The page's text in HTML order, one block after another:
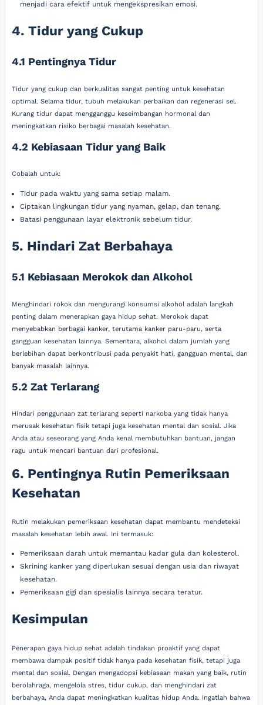
menjadi cara efektif untuk mengekspresikan emosi.
4. Tidur yang Cukup
4.1 Pentingnya Tidur
Tidur yang cukup dan berkualitas sangat penting untuk kesehatan
optimal. Selama tidur, tubuh melakukan perbaikan dan regenerasi sel.
Kurang tidur dapat mengganggu keseimbangan hormonal dan
meningkatkan risiko berbagai masalah kesehatan.
4.2 Kebiasaan Tidur yang Baik
Cobalah untuk:
Tidur pada waktu yang sama setiap malam.
Ciptakan lingkungan tidur yang nyaman, gelap, dan tenang.
Batasi penggunaan layar elektronik sebelum tidur.
5. Hindari Zat Berbahaya
5.1 Kebiasaan Merokok dan Alkohol
Menghindari rokok dan mengurangi konsumsi alkohol adalah langkah
penting dalam menerapkan gaya hidup sehat. Merokok dapat
menyebabkan berbagai kanker, terutama kanker paru-paru, serta
gangguan kesehatan lainnya. Sementara, alkohol dalam jumlah yang
berlebihan dapat berkontribusi pada penyakit hati, gangguan mental, dan
banyak masalah lainnya.
5.2 Zat Terlarang
Hindari penggunaan zat terlarang seperti narkoba yang tidak hanya
merusak kesehatan fisik tetapi juga kesehatan mental dan sosial. Jika
Anda atau seseorang yang Anda kenal membutuhkan bantuan, jangan
ragu untuk mencari bantuan dari profesional.
6. Pentingnya Rutin Pemeriksaan
Kesehatan
Rutin melakukan pemeriksaan kesehatan dapat membantu mendeteksi
masalah kesehatan lebih awal. Ini termasuk:
Pemeriksaan darah untuk memantau kadar gula dan kolesterol.
Skrining kanker yang diperlukan sesuai dengan usia dan riwayat
kesehatan.
Pemeriksaan gigi dan spesialis lainnya secara teratur.
Kesimpulan
Penerapan gaya hidup sehat adalah tindakan proaktif yang dapat
membawa dampak positif tidak hanya pada kesehatan fisik, tetapi juga
mental dan sosial. Dengan mengadopsi kebiasaan makan yang baik, rutin
berolahraga, mengelola stres, tidur cukup, dan menghindari zat
berbahaya, Anda dapat meningkatkan kualitas hidup Anda. Ingatlah bahwa